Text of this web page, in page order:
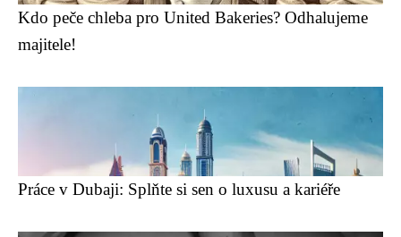
Kdo peče chleba pro United Bakeries? Odhalujeme
majitele!
Práce v Dubaji: Splňte si sen o luxusu a kariéře